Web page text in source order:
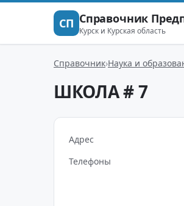
СП Справочник
Курск и Курская область
Справочник Наука и
ШКОЛА # 7
Адрес
Телефоны